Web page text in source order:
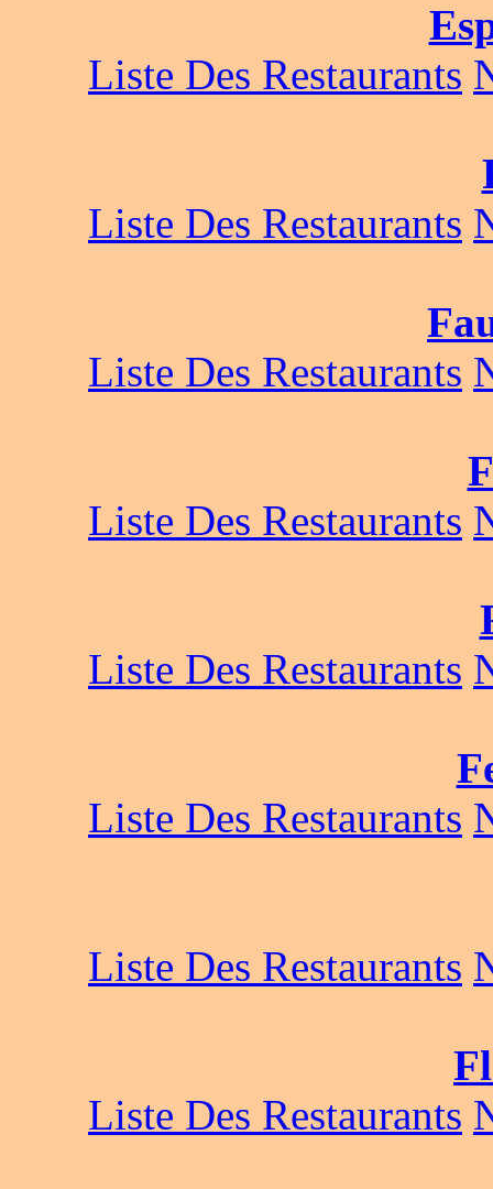
Liste Des Restaurants
Liste Des Restaurants
Liste Des Restaurants
Liste Des Restaurants
Liste Des Restaurants
Liste Des Restaurants
Liste Des Restaurants
Liste Des Restaurants